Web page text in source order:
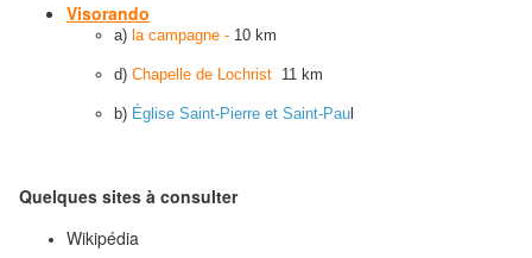
Visorando
a) la campagne - 10 km
d) Chapelle de Lochrist 11 km
b) Église Saint-Pierre et Saint-Pau
Quelques sites à consulter
Wikipédia